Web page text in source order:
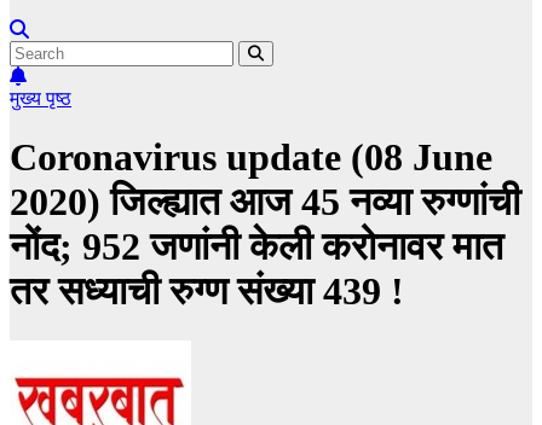
मुख्य पृष्ठ
Coronavirus update (08 June
2020) जिल्ह्यात आज 45 नव्या रुग्णांची
नोंद; 952 जणांनी केली करोनावर मात
तर सध्याची रुग्ण संख्या 439 !